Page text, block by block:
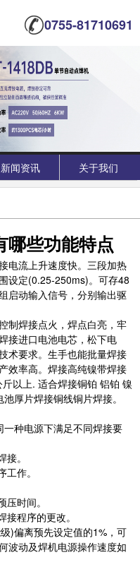
0755-81710691
新闻资讯 关于我们
哪些功能特点
电流上升速度快。三段加热
设定(0.25-250ms)。可存48
启动输入信号，分别输出驱
制焊接点火，焊点白亮，牢
接进口电池电芯，松下电
术要求。生手也能批量焊接
效率高。焊接高纯镍带焊接
以上. 适合焊接铜铂 铝铂 镍
厚片焊接铜线铜片焊接。
种电源下满足不同焊接要
。
作。
时间。
程序的更改。
)偏离预先设定值的1%，可
波动及焊机电源操作速度如
动点焊机